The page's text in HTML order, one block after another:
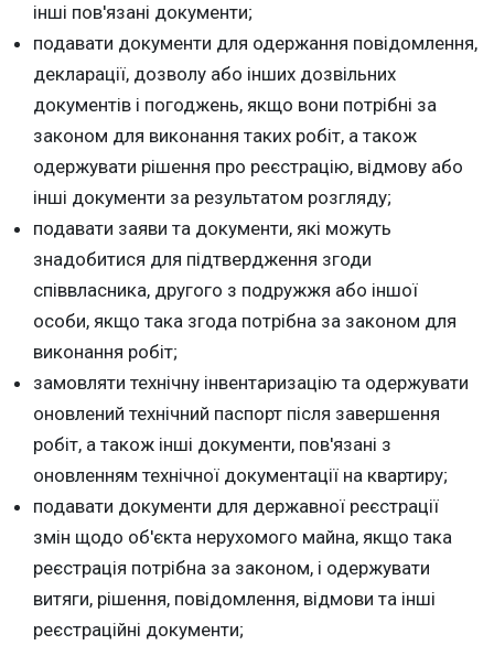
інші пов'язані документи;
подавати документи для одержання повідомлення,
декларації, дозволу або інших дозвільних
документів і погоджень, якщо вони потрібні за
законом для виконання таких робіт, а також
одержувати рішення про реєстрацію, відмову або
інші документи за результатом розгляду;
подавати заяви та документи, які можуть
знадобитися для підтвердження згоди
співвласника, другого з подружжя або іншої
особи, якщо така згода потрібна за законом для
виконання робіт;
замовляти технічну інвентаризацію та одержувати
оновлений технічний паспорт після завершення
робіт, а також інші документи, пов'язані з
оновленням технічної документації на квартиру;
подавати документи для державної реєстрації
змін щодо об'єкта нерухомого майна, якщо така
реєстрація потрібна за законом, і одержувати
витяги, рішення, повідомлення, відмови та інші
реєстраційні документи;